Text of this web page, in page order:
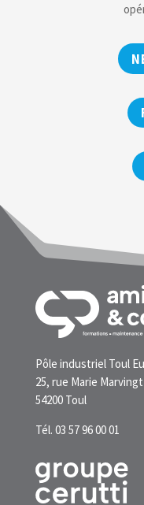
Pôle industriel Toul
25, rue Marie Marvingt
54200 Toul
Tél. 03 57 96 00 01